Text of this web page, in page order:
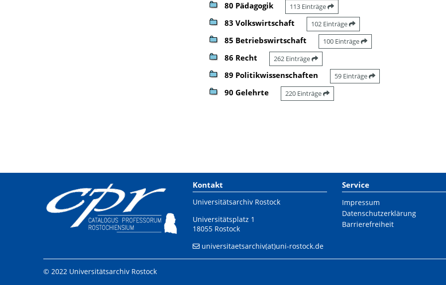
80 Pädagogik 113 Einträge
83 Volkswirtschaft 102 Einträge
85 Betriebswirtschaft 100 Einträge
86 Recht 262 Einträge
89 Politikwissenschaften 59 Einträge
90 Gelehrte 220 Einträge
Kontakt
Universitätsarchiv Rostock
Universitätsplatz 1
18055 Rostock
universitaetsarchiv(at)uni-rostock.de
Service
Impressum
Datenschutzerklärung
Barrierefreiheit
© 2022 Universitätsarchiv Rostock